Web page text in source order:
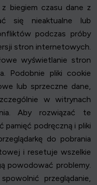
biegiem czasu dane z
się nieaktualne lub
podczas próby
stron internetowych.
wyświetlanie stron
Podobnie pliki cookie
lub sprzeczne dane,
w witrynach
Aby rozwiązać te
pamięć podręczną i pliki
do pobrania
i resetuje wszelkie
powodować problemy.
przeglądanie,